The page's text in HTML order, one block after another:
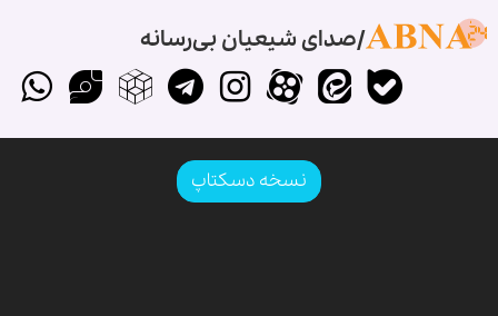
صدای شیعیان بی‌رسانه
نسخه دسکتاپ